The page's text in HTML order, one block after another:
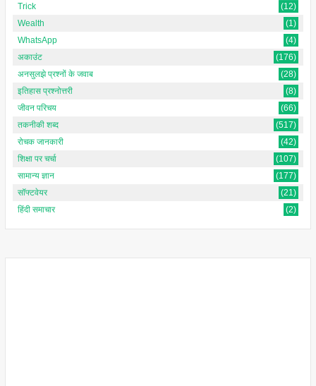
Trick
(12)
Wealth
(1)
WhatsApp
(4)
अकाउंट
(176)
अनसुलझे प्रश्नों के जवाब
(28)
इतिहास प्रश्नोत्तरी
(8)
जीवन परिचय
(66)
तकनीकी शब्द
(517)
रोचक जानकारी
(42)
शिक्षा पर चर्चा
(107)
सामान्य ज्ञान
(177)
सॉफ्टवेयर
(21)
हिंदी समाचार
(2)